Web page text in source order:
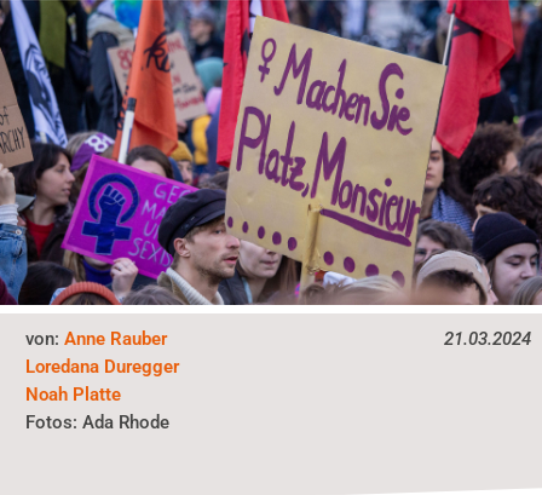
21.03.2024
von:Anne Rauber
Loredana Duregger
Noah Platte
Fotos:Ada Rhode